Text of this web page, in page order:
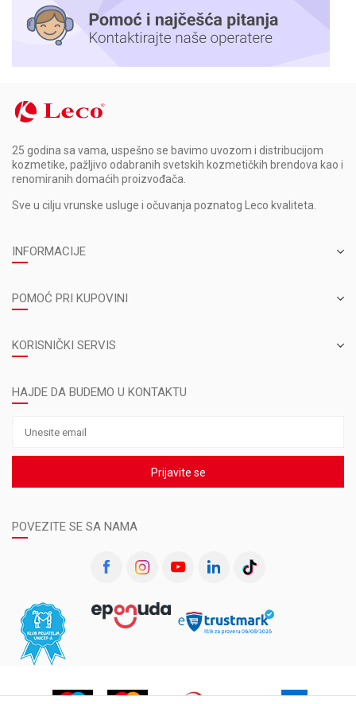
25 godina sa vama, uspešno se bavimo uvozom i distribucijom
kozmetike, pažljivo odabranih svetskih kozmetičkih brendova kao i
renomiranih domaćih proizvođača.
Sve u cilju vrunske usluge i očuvanja poznatog Leco kvaliteta.
INFORMACIJE
POMOĆ PRI KUPOVINI
KORISNIČKI SERVIS
HAJDE DA BUDEMO U KONTAKTU
Prijavite se
POVEZITE SE SA NAMA